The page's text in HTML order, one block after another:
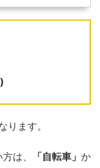
ります。
は、 「自転車」 か